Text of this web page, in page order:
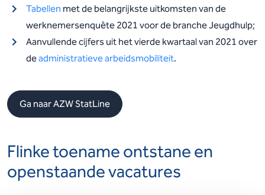
Tabellen met de belangrijkste uitkomsten van de
werknemersenquête 2021 voor de branche Jeugdhulp;
Aanvullende cijfers uit het vierde kwartaal van 2021 over
deadministratieve arbeidsmobiliteit.
Ga naar AZW StatLine
Flinke toename ontstane en
openstaande vacatures